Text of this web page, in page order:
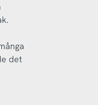
det